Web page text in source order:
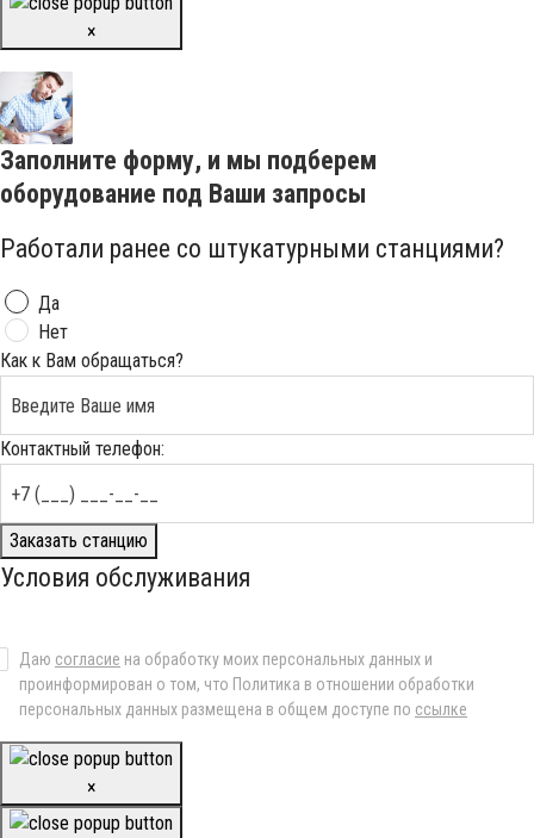
×
Заполните форму, и мы подберем
оборудование под Ваши запросы
Работали ранее со штукатурными станциями?
Да
Нет
Как к Вам обращаться?
Контактный телефон:
Заказать станцию
Условия обслуживания
Даю согласие на обработку моих персональных данных и
проинформирован о том, что Политика в отношении обработки
персональных данных размещена в общем доступе по ссылке
×